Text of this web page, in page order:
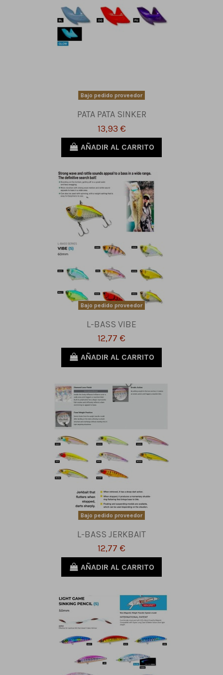
Bajo pedido proveedor
PATA PATA SINKER
13,93 €
AÑADIR AL CARRITO
Bajo pedido proveedor
L-BASS VIBE
12,77 €
AÑADIR AL CARRITO
Bajo pedido proveedor
L-BASS JERKBAIT
12,77 €
AÑADIR AL CARRITO